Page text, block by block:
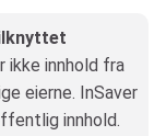
ikke innhold fra
eierne. InSaver
innhold.